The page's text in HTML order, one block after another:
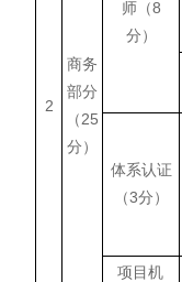
2
商务
部分
（25
分）
师（8
分）
体系认证
（3分）
项目机